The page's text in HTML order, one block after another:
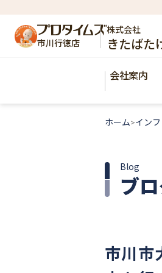
市川行徳店
株式会社
きたばた
会社案内
ホーム>イン
ブ
Blog
市川